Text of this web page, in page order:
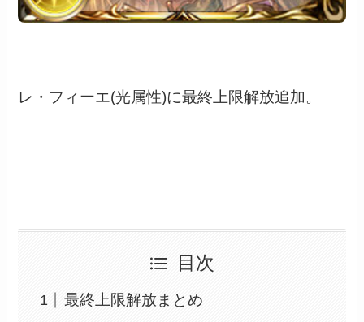
レ・フィーエ(光属性)に最終上限解放追加。
目次
最終上限解放まとめ